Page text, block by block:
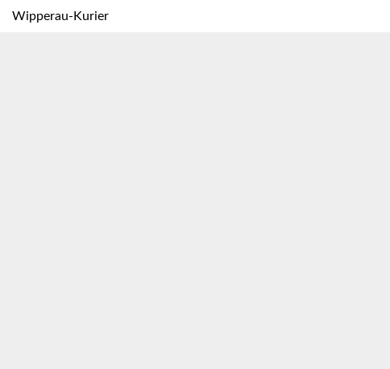
Wipperau-Kurier